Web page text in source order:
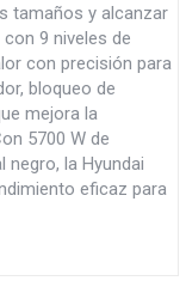
tamaños y alcanzar
9 niveles de
con precisión para
bloqueo de
mejora la
5700 W de
la Hyundai
eficaz para